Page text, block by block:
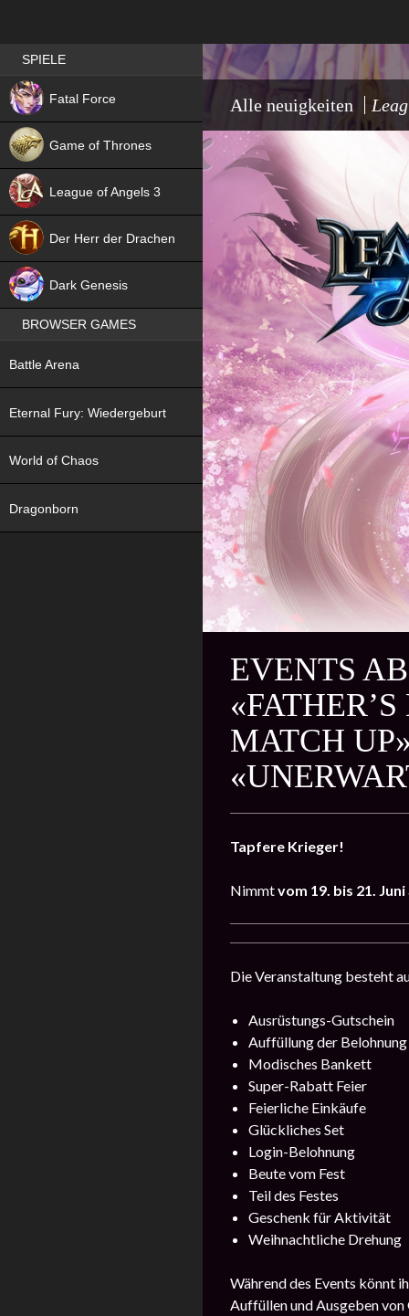
Alle neuigkeiten
EVENTS
MATCH
Tapfere Krieger!
Nimmtvom 19. bis 21. Juni
Die Veranstaltung besteht
Ausrüstungs-Gutschein
Auffüllung der Belohnung
Modisches Bankett
Super-Rabatt Feier
Feierliche Einkäufe
Glückliches Set
Login-Belohnung
Beute vom Fest
Teil des Festes
Geschenk für Aktivität
Weihnachtliche Drehung
Während des Events könnt
Auffüllen und Ausgeben
Best RPG games in Germany
SPIELE
Fatal Force
NEW
Game of Thrones
League of Angels 3
Der Herr der Drachen
Dark Genesis
BROWSER GAMES
Battle Arena
NEW
Eternal Fury: Wiedergeburt
NEW
World of Chaos
Dragonborn